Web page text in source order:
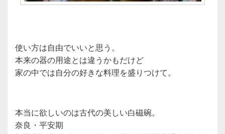
使い方は自由でいいと思う。
本来の器の用途とは違うかもだけど
家の中では自分の好きな料理を盛りつけて。
本当に欲しいのは古代の美しい白磁碗。
奈良・平安期